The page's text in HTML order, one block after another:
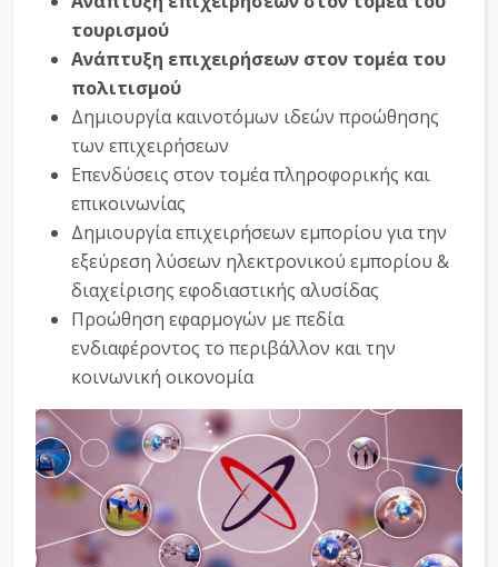
τουρισμού
Ανάπτυξη επιχειρήσεων στον τομέα του
πολιτισμού
Δημιουργία καινοτόμων ιδεών προώθησης
των επιχειρήσεων
Επενδύσεις στον τομέα πληροφορικής και
επικοινωνίας
Δημιουργία επιχειρήσεων εμπορίου για την
εξεύρεση λύσεων ηλεκτρονικού εμπορίου &
διαχείρισης εφοδιαστικής αλυσίδας
Προώθηση εφαρμογών με πεδία
ενδιαφέροντος το περιβάλλον και την
κοινωνική οικονομία